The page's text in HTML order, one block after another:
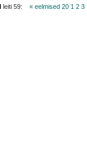
leiti 59: « eelmised 20 1 2 3